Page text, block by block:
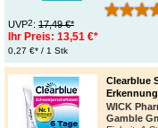
UVP2: 17,49 €*
Ihr Preis: 13,51 €*
0,27 €* / 1 Stk
Clearblue
WICK
Gamble